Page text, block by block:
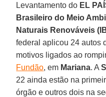
Levantamento do EL
Brasileiro do Meio
Naturais Renováveis
federal aplicou 24 autos
motivos ligados ao
Fundão, em Mariana. A
22 ainda estão na
órgão e outros dois na